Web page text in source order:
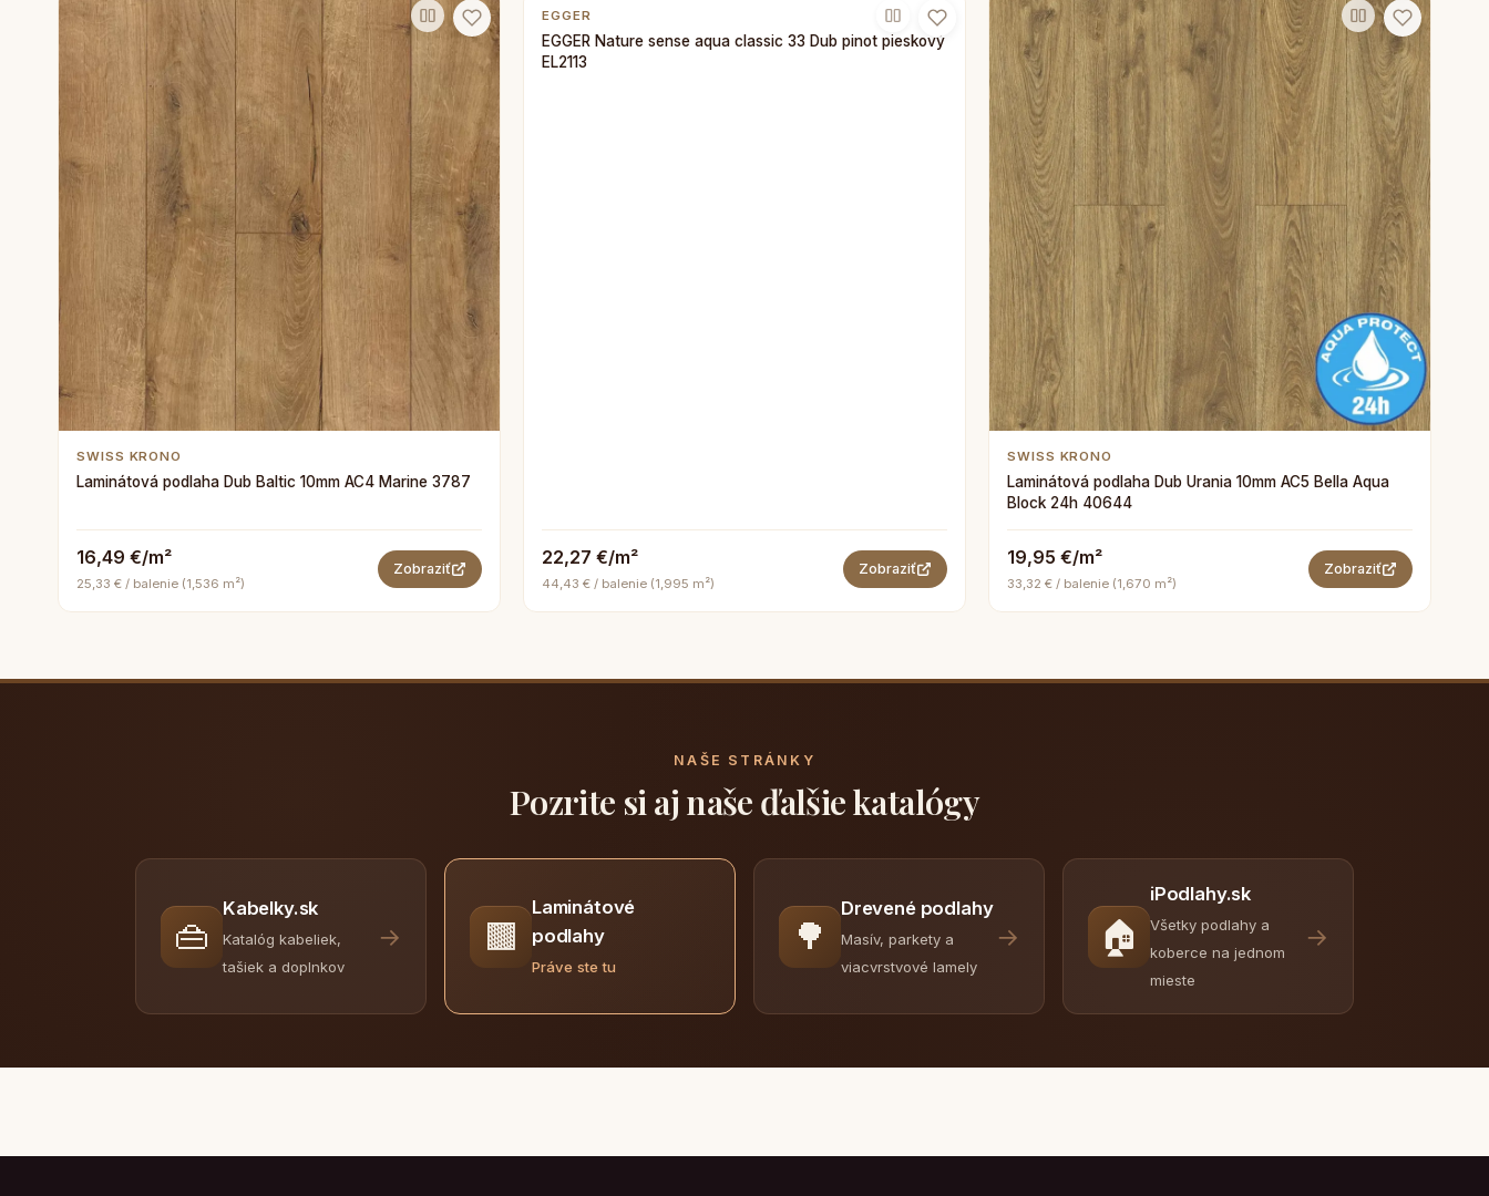
SWISS KRONO
Laminátová podlaha Dub Baltic 10mm AC4 Marine 3787
16,49 €/m²
25,33 € / balenie (1,536 m²)
Zobraziť
EGGER
EGGER Nature sense aqua classic 33 Dub pinot pieskový
EL2113
22,27 €/m²
44,43 € / balenie (1,995 m²)
Zobraziť
SWISS KRONO
Laminátová podlaha Dub Urania 10mm AC5 Bella Aqua
Block 24h 40644
19,95 €/m²
33,32 € / balenie (1,670 m²)
Zobraziť
NAŠE STRÁNKY
Pozrite si aj naše ďalšie katalógy
👜
Kabelky.sk
Katalóg kabeliek,
tašiek a doplnkov
→ 🟫
Laminátové
podlahy
Práve ste tu
🌳
Drevené podlahy
Masív, parkety a
viacvrstvové lamely
→ 🏠
iPodlahy.sk
Všetky podlahy a
koberce na jednom
mieste
→